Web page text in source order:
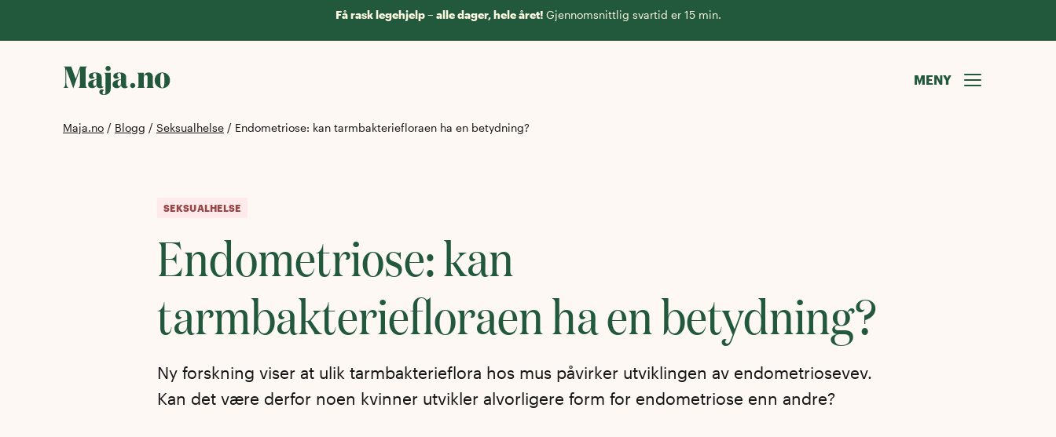
Få rask legehjelp – alle dager, hele året! Gjennomsnittlig svartid er 15 min.
MENY
Maja.no / Blogg / Seksualhelse / Endometriose: kan tarmbakteriefloraen ha en betydning?
SEKSUALHELSE
Endometriose: kan
tarmbakteriefloraen ha en betydning?
Ny forskning viser at ulik tarmbakterieflora hos mus påvirker utviklingen av endometriosevev.
Kan det være derfor noen kvinner utvikler alvorligere form for endometriose enn andre?